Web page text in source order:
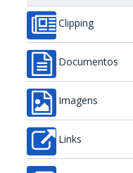
Clipping
Documentos
Imagens
Links